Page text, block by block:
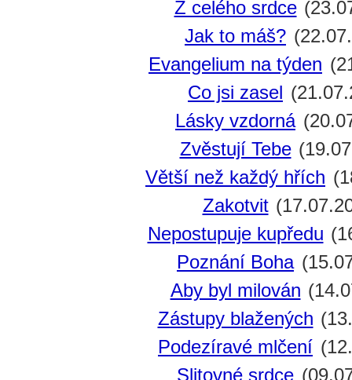
Z celého srdce
Jak to máš?
Evangelium na týden
Co jsi zasel
Lásky vzdorná
Zvěstují Tebe
Větší než každý hřích
Zakotvit
Nepostupuje kupředu
Poznání Boha
Aby byl milován
Zástupy blažených
Podezíravé mlčení
Slitovné srdce